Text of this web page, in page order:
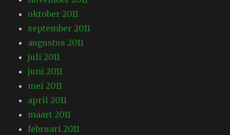
oktober 2011
september 2011
augustus 2011
juli 2011
juni 2011
mei 2011
april 2011
maart 2011
februari 2011